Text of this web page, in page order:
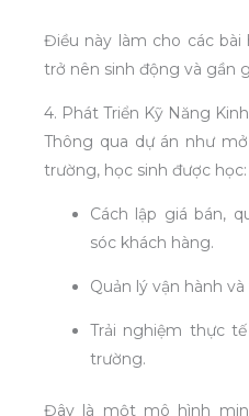
Điều này làm cho các
trở nên sinh động và gần
4. Phát Triển Kỹ Năng
Thông qua dự án như
trường, học sinh được học:
Cách lập giá bán,
sóc khách hàng.
Quản lý vận hành
Trải nghiệm thực
trường.
Đây là một mô hình